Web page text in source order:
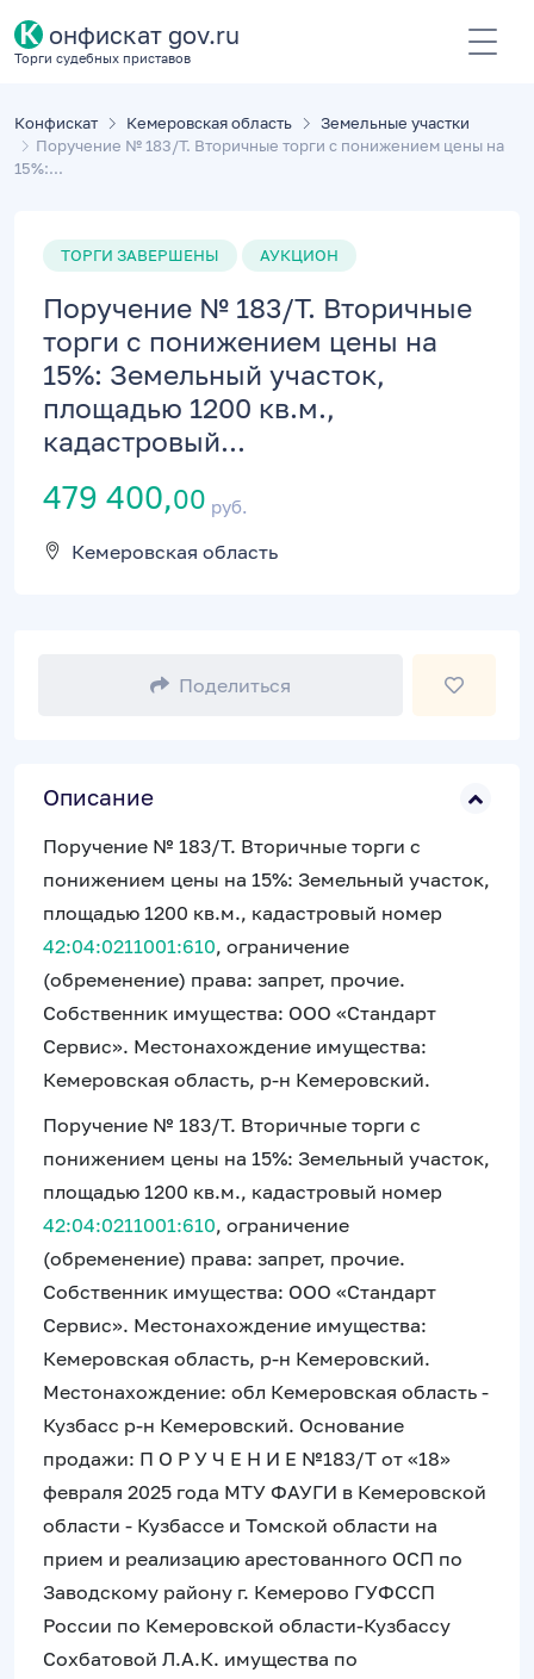
К онфискат gov.ru
Торги судебных приставов
Конфискат Кемеровская область
Земельные участки
Поручение № 183/Т. Вторичные торги с понижением цены на
15%:...
ТОРГИ ЗАВЕРШЕНЫ АУКЦИОН
Поручение № 183/Т. Вторичные
торги с понижением цены на
15%: Земельный участок,
площадью 1200 кв.м.,
кадастровый...
479 400,00 руб.
Кемеровская область
Поделиться
Описание
Поручение № 183/Т. Вторичные торги с
понижением цены на 15%: Земельный участок,
площадью 1200 кв.м., кадастровый номер
42:04:0211001:610, ограничение
(обременение) права: запрет, прочие.
Собственник имущества: ООО «Стандарт
Сервис». Местонахождение имущества:
Кемеровская область, р-н Кемеровский.
Поручение № 183/Т. Вторичные торги с
понижением цены на 15%: Земельный участок,
площадью 1200 кв.м., кадастровый номер
42:04:0211001:610, ограничение
(обременение) права: запрет, прочие.
Собственник имущества: ООО «Стандарт
Сервис». Местонахождение имущества:
Кемеровская область, р-н Кемеровский.
Местонахождение: обл Кемеровская область -
Кузбасс р-н Кемеровский. Основание
продажи: П О Р У Ч Е Н И Е №183/Т от «18»
февраля 2025 года МТУ ФАУГИ в Кемеровской
области - Кузбассе и Томской области на
прием и реализацию арестованного ОСП по
Заводскому району г. Кемерово ГУФССП
России по Кемеровской области-Кузбассу
Сохбатовой Л.А.К. имущества по